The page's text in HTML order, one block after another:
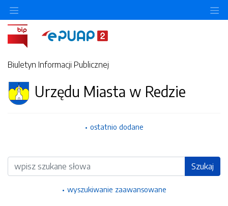
Biuletyn Informacji Publicznej
Urzędu Miasta w Redzie
ostatnio dodane
Wyszukiwarka Szukaj
wyszukiwanie zaawansowane